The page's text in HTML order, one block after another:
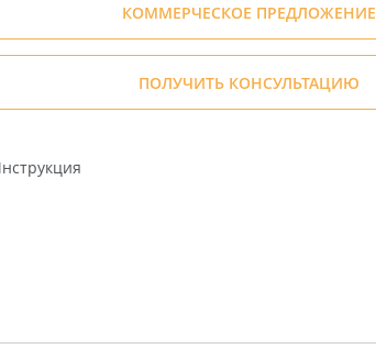
КОММЕРЧЕСКОЕ ПРЕДЛОЖЕНИЕ
ПОЛУЧИТЬ КОНСУЛЬТАЦИЮ